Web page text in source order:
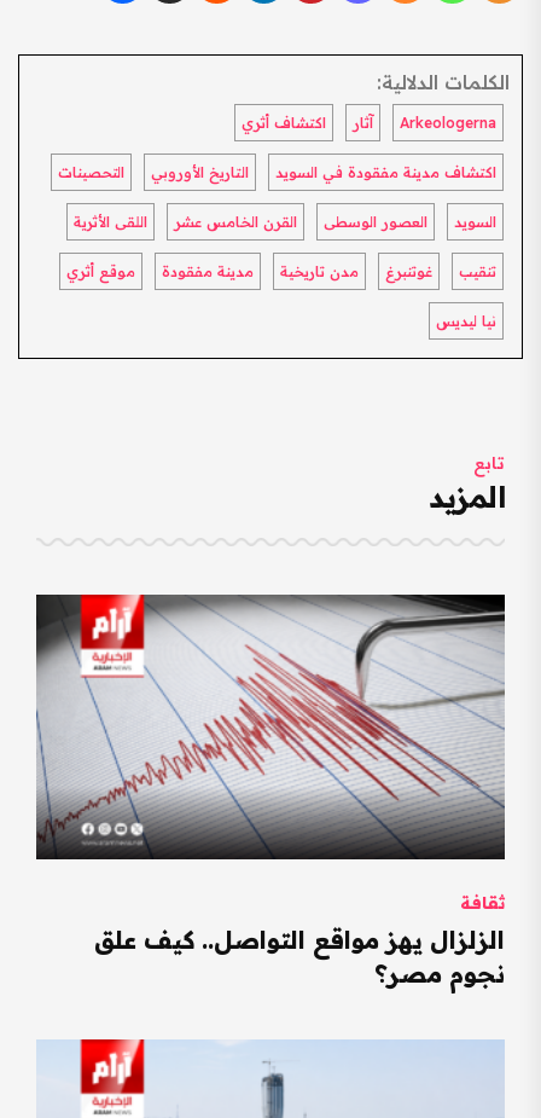
الكلمات الدلالية:
Arkeologerna آثار اكتشاف أثري
اكتشاف مدينة مفقودة في السويد التاريخ الأوروبي التحصينات
السويد العصور الوسطى القرن الخامس عشر اللقى الأثرية
تنقيب غوتنبرغ مدن تاريخية مدينة مفقودة موقع أثري
نيا ليديس
تابع
المزيد
ثقافة
الزلزال يهز مواقع التواصل.. كيف علق
نجوم مصر؟